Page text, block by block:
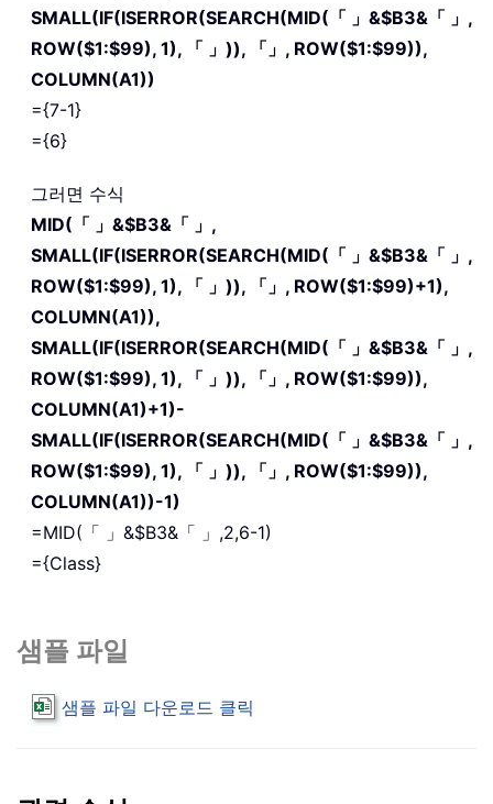
SMALL(IF(ISERROR(SEARCH(MID(「 」&$B3&「 」,
ROW($1:$99), 1), 「 」)), 「」, ROW($1:$99)),
COLUMN(A1))
={7-1}
={6}
그러면 수식
MID(「 」&$B3&「 」,
SMALL(IF(ISERROR(SEARCH(MID(「 」&$B3&「 」,
ROW($1:$99), 1), 「 」)), 「」, ROW($1:$99)+1),
COLUMN(A1)),
SMALL(IF(ISERROR(SEARCH(MID(「 」&$B3&「 」,
ROW($1:$99), 1), 「 」)), 「」, ROW($1:$99)),
COLUMN(A1)+1)-
SMALL(IF(ISERROR(SEARCH(MID(「 」&$B3&「 」,
ROW($1:$99), 1), 「 」)), 「」, ROW($1:$99)),
COLUMN(A1))-1)
=MID(「 」&$B3&「 」,2,6-1)
={Class}
샘플 파일
샘플 파일 다운로드 클릭